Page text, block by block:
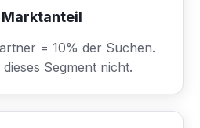
Marktanteil
= 10% der Suchen.
Segment nicht.